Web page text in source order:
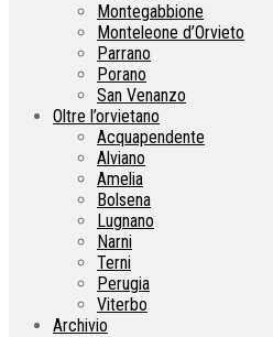
Montegabbione
Monteleone d’Orvieto
Parrano
Porano
San Venanzo
Oltre l’orvietano
Acquapendente
Alviano
Amelia
Bolsena
Lugnano
Narni
Terni
Perugia
Viterbo
Archivio